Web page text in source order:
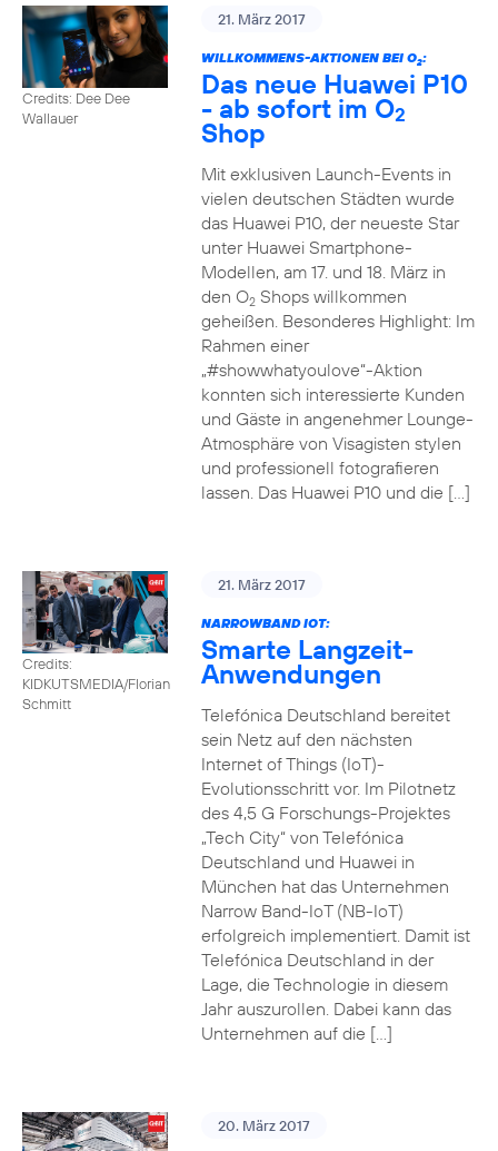
Credits: Dee Dee
Wallauer
21. März 2017
WILLKOMMENS-AKTIONEN BEI O2:
Das neue Huawei P10
- ab sofort im O2
Shop
Mit exklusiven Launch-Events in
vielen deutschen Städten wurde
das Huawei P10, der neueste Star
unter Huawei Smartphone-
Modellen, am 17. und 18. März in
den O2Shops willkommen
geheißen. Besonderes Highlight: Im
Rahmen einer
„#showwhatyoulove“-Aktion
konnten sich interessierte Kunden
und Gäste in angenehmer Lounge-
Atmosphäre von Visagisten stylen
und professionell fotografieren
lassen. Das Huawei P10 und die […]
Credits:
KIDKUTSMEDIA/Florian
Schmitt
21. März 2017
NARROWBAND IOT:
Smarte Langzeit-
Anwendungen
Telefónica Deutschland bereitet
sein Netz auf den nächsten
Internet of Things (IoT)-
Evolutionsschritt vor. Im Pilotnetz
des 4,5 G Forschungs-Projektes
„Tech City“ von Telefónica
Deutschland und Huawei in
München hat das Unternehmen
Narrow Band-IoT (NB-IoT)
erfolgreich implementiert. Damit ist
Telefónica Deutschland in der
Lage, die Technologie in diesem
Jahr auszurollen. Dabei kann das
Unternehmen auf die […]
20. März 2017